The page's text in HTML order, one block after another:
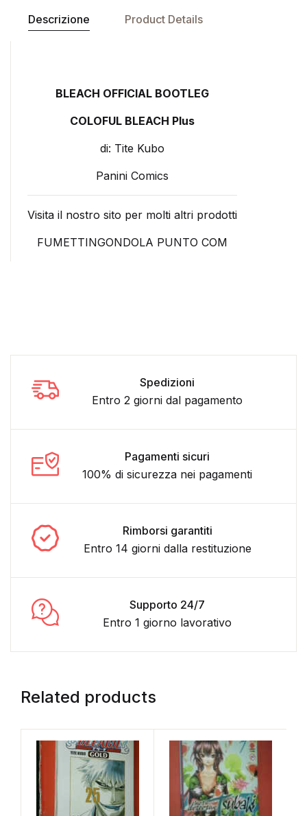
Descrizione Product Details
BLEACH OFFICIAL BOOTLEG
COLOFUL BLEACH Plus
di: Tite Kubo
Panini Comics
Visita il nostro sito per molti altri prodotti
FUMETTINGONDOLA PUNTO COM
Spedizioni
Entro 2 giorni dal pagamento
Pagamenti sicuri
100% di sicurezza nei pagamenti
Rimborsi garantiti
Entro 14 giorni dalla restituzione
Supporto 24/7
Entro 1 giorno lavorativo
Related products